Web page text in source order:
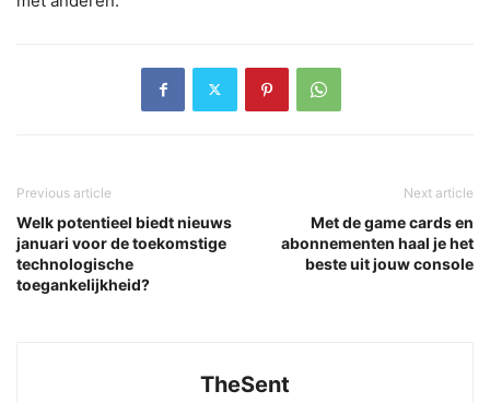
Previous article
Welk potentieel biedt nieuws
januari voor de toekomstige
technologische
toegankelijkheid?
Next article
Met de game cards en
abonnementen haal je het
beste uit jouw console
TheSent